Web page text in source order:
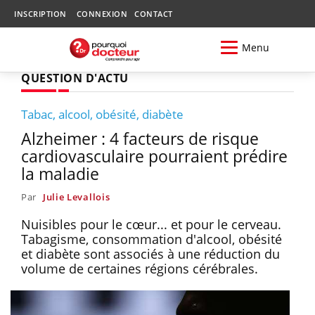
INSCRIPTION CONNEXION CONTACT
Menu
QUESTION D'ACTU
Tabac, alcool, obésité, diabète
Alzheimer : 4 facteurs de risque
cardiovasculaire pourraient prédire
la maladie
Par Julie Levallois
Nuisibles pour le cœur... et pour le cerveau.
Tabagisme, consommation d'alcool, obésité
et diabète sont associés à une réduction du
volume de certaines régions cérébrales.